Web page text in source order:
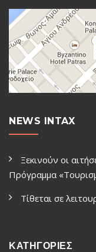
NEWS INTAX
Ξεκινούν οι
Πρόγραμμα
Τίθεται σε
ΚΑΤΗΓΟΡΙΕΣ